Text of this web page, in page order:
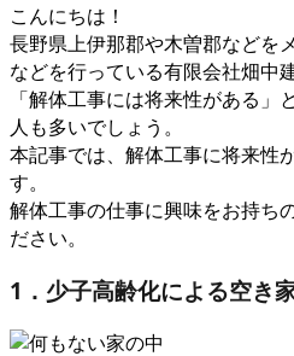
こんにちは！
長野県上伊那郡や木曽郡などを
などを行っている有限会社畑中
「解体工事には将来性がある」
人も多いでしょう。
本記事では、解体工事に将来性
す。
解体工事の仕事に興味をお持ち
ださい。
1．少子高齢化による空き